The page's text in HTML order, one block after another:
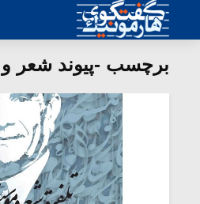
برچسب -پیوند شعر